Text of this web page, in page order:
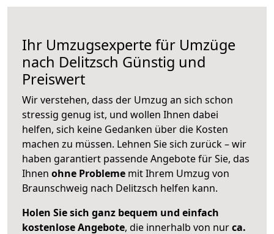
Ihr Umzugsexperte für Umzüge
nach Delitzsch Günstig und
Preiswert
Wir verstehen, dass der Umzug an sich schon
stressig genug ist, und wollen Ihnen dabei
helfen, sich keine Gedanken über die Kosten
machen zu müssen. Lehnen Sie sich zurück – wir
haben garantiert passende Angebote für Sie, das
Ihnen ohne Probleme mit Ihrem Umzug von
Braunschweig nach Delitzsch helfen kann.
Holen Sie sich ganz bequem und einfach
kostenlose Angebote, die innerhalb von nurca.